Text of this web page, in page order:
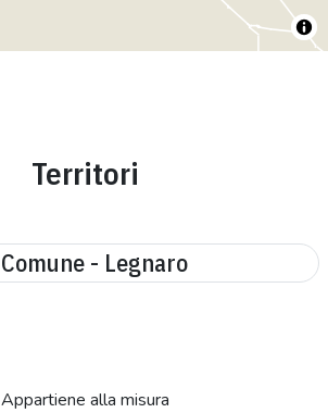
Territori
Comune - Legnaro
Appartiene alla misura